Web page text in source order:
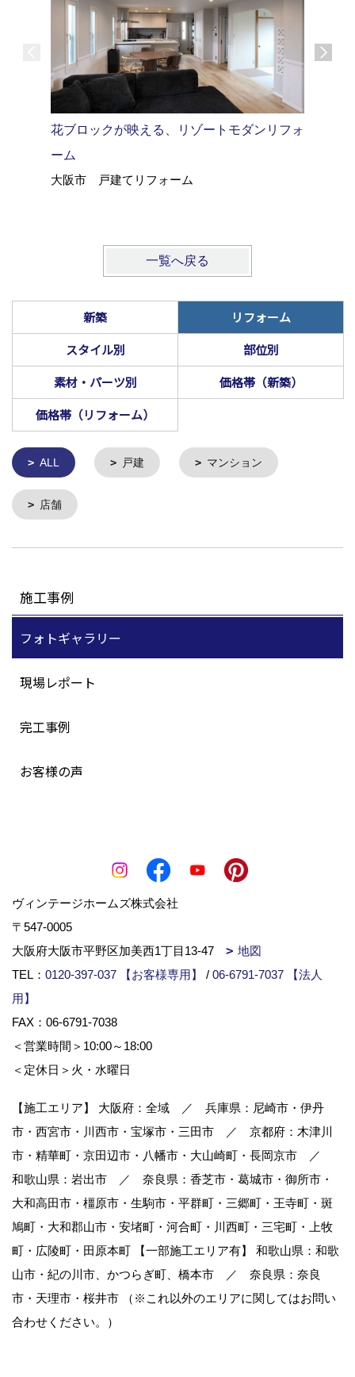
花ブロックが映える、リゾートモダンリフォ
ーム
大阪市 戸建てリフォーム
一覧へ戻る
新築
リフォーム
スタイル別
部位別
素材・パーツ別
価格帯（新築）
価格帯（リフォーム）
ALL 戸建 マンション
店舗
施工事例
フォトギャラリー
現場レポート
完工事例
お客様の声
ヴィンテージホームズ株式会社
〒547-0005
大阪府大阪市平野区加美西1丁目13-47
地図
TEL： 0120-397-037 【お客様専用】 / 06-6791-7037 【法人
用】
FAX：06-6791-7038
＜営業時間＞10:00～18:00
＜定休日＞火・水曜日
【施工エリア】 大阪府：全域 ／ 兵庫県：尼崎市・伊丹
市・西宮市・川西市・宝塚市・三田市 ／ 京都府：木津川
市・精華町・京田辺市・八幡市・大山崎町・長岡京市 ／
和歌山県：岩出市 ／ 奈良県：香芝市・葛城市・御所市・
大和高田市・橿原市・生駒市・平群町・三郷町・王寺町・斑
鳩町・大和郡山市・安堵町・河合町・川西町・三宅町・上牧
町・広陵町・田原本町 【一部施工エリア有】 和歌山県：和歌
山市・紀の川市、かつらぎ町、橋本市 ／ 奈良県：奈良
市・天理市・桜井市 （※これ以外のエリアに関してはお問い
合わせください。）